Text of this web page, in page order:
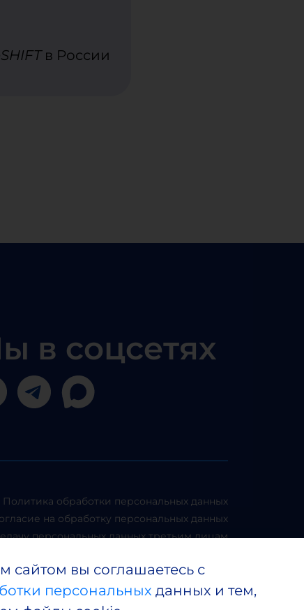
в России
в соцсетях
Политика обработки персональных данных
на обработку персональных данных
персональных данных третьим лицам
данными клиентов, контрагентов,
пользователей сайта и членов ФПКиН
хранении и защите персональных данных
Согласие на использование файлов cookies
сайтом вы соглашаетесь с
персональных данных и тем,